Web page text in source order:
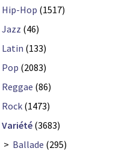
Hip-Hop (1517)
Jazz (46)
Latin (133)
Pop (2083)
Reggae (86)
Rock (1473)
Variété (3683)
> Ballade (295)